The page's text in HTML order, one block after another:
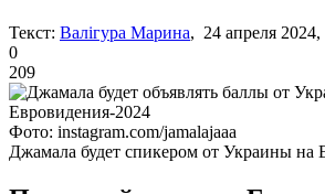
Текст: Валігура Марина, 24 апреля 2024,
0
209
Фото: instagram.com/jamalajaaa
Джамала будет спикером от Украины на